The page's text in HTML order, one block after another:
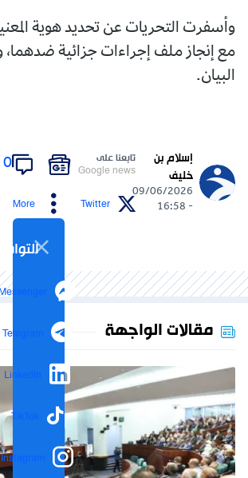
وأسفرت التحريات عن تحديد هوية
مع إنجاز ملف إجراءات جزائية ضدهما،
البيان.
إسلام بن
خليف
09/06/2026
- 16:58
تابعنا على
Google news
0
Twitter
More
Telegram
LinkedIn
TikTok
Instagram
مقالات الواجهة